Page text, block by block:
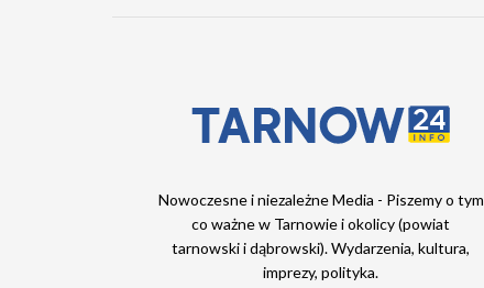
Nowoczesne i niezależne Media - Piszemy o tym
co ważne w Tarnowie i okolicy (powiat
tarnowski i dąbrowski). Wydarzenia, kultura,
imprezy, polityka.